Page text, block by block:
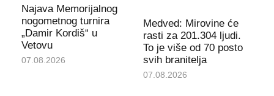
Najava Memorijalnog
nogometnog turnira
„Damir Kordiš“ u
Vetovu
07.08.2026
Medved: Mirovine će
rasti za 201.304 ljudi.
To je više od 70 posto
svih branitelja
07.08.2026